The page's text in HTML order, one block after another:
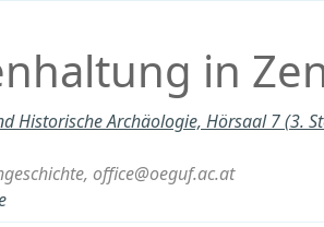
in
Historische Archäologie, Hörsaal 7 (3.
office@oeguf.ac.at